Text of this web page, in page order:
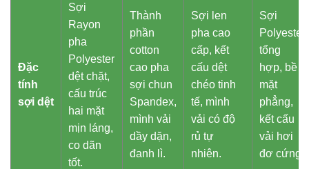
Đặc
tính
sợi dệt
Sợi
Rayon
pha
Polyester
dệt chặt,
cấu trúc
hai mặt
mịn láng,
co dãn
tốt.
Thành
phần
cotton
cao pha
sợi chun
Spandex,
mình vải
dầy dặn,
đanh lì.
Sợi len
pha cao
cấp, kết
cấu dệt
chéo tinh
tế, mình
vải có độ
rủ tự
nhiên.
Sợi
Polyester
tổng
hợp, bề
mặt
phẳng,
kết cấu
vải hơi
đơ cứng.